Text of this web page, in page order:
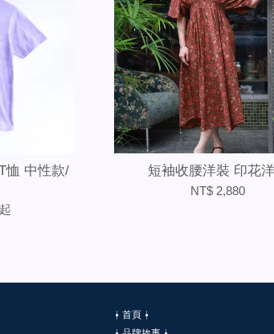
恤 中性款/
起
短袖收腰洋裝 印花
NT$ 2,880
⍿ 首頁 ⍿